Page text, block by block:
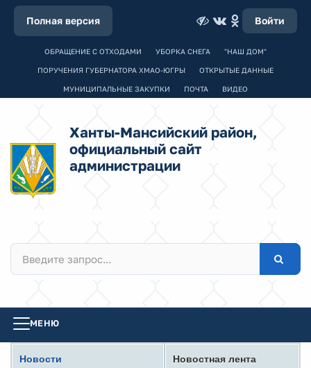
Полная версия Войти
ОБРАЩЕНИЕ С ОТХОДАМИ УБОРКА СНЕГА "НАШ ДОМ"
ПОРУЧЕНИЯ ГУБЕРНАТОРА ХМАО-ЮГРЫ ОТКРЫТЫЕ ДАННЫЕ
МУНИЦИПАЛЬНЫЕ ЗАКУПКИ ПОЧТА ВИДЕО
Ханты-Мансийский район,
официальный сайт
администрации
МЕНЮ
Новости
Новостная лента